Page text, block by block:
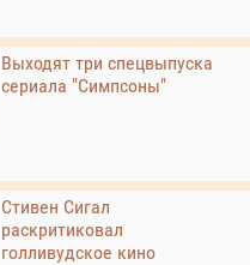
Выходят три спецвыпуска
сериала "Симпсоны"
Стивен Сигал
раскритиковал
голливудское кино